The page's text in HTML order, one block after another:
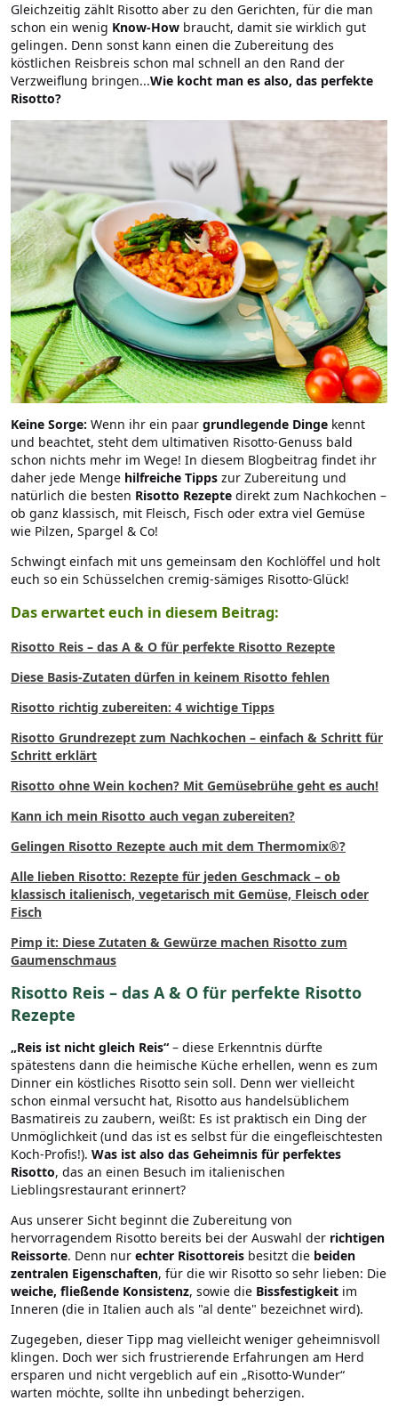
Gleichzeitig zählt Risotto aber zu den Gerichten, für die man
schon ein wenig Know-How braucht, damit sie wirklich gut
gelingen. Denn sonst kann einen die Zubereitung des
köstlichen Reisbreis schon mal schnell an den Rand der
Verzweiflung bringen...Wie kocht man es also, das perfekte
Risotto?
Keine Sorge: Wenn ihr ein paar grundlegende Dinge kennt
und beachtet, steht dem ultimativen Risotto-Genuss bald
schon nichts mehr im Wege! In diesem Blogbeitrag findet ihr
daher jede Menge hilfreiche Tipps zur Zubereitung und
natürlich die besten Risotto Rezepte direkt zum Nachkochen –
ob ganz klassisch, mit Fleisch, Fisch oder extra viel Gemüse
wie Pilzen, Spargel & Co!
Schwingt einfach mit uns gemeinsam den Kochlöffel und holt
euch so ein Schüsselchen cremig-sämiges Risotto-Glück!
Das erwartet euch in diesem Beitrag:
Risotto Reis – das A & O für perfekte Risotto Rezepte
Diese Basis-Zutaten dürfen in keinem Risotto fehlen
Risotto richtig zubereiten: 4 wichtige Tipps
Risotto Grundrezept zum Nachkochen – einfach & Schritt für
Schritt erklärt
Risotto ohne Wein kochen? Mit Gemüsebrühe geht es auch!
Kann ich mein Risotto auch vegan zubereiten?
Gelingen Risotto Rezepte auch mit dem Thermomix®?
Alle lieben Risotto: Rezepte für jeden Geschmack – ob
klassisch italienisch, vegetarisch mit Gemüse, Fleisch oder
Fisch
Pimp it: Diese Zutaten & Gewürze machen Risotto zum
Gaumenschmaus
Risotto Reis – das A & O für perfekte Risotto
Rezepte
„Reis ist nicht gleich Reis“ – diese Erkenntnis dürfte
spätestens dann die heimische Küche erhellen, wenn es zum
Dinner ein köstliches Risotto sein soll. Denn wer vielleicht
schon einmal versucht hat, Risotto aus handelsüblichem
Basmatireis zu zaubern, weißt: Es ist praktisch ein Ding der
Unmöglichkeit (und das ist es selbst für die eingefleischtesten
Koch-Profis!). Was ist also das Geheimnis für perfektes
Risotto, das an einen Besuch im italienischen
Lieblingsrestaurant erinnert?
Aus unserer Sicht beginnt die Zubereitung von
hervorragendem Risotto bereits bei der Auswahl der richtigen
Reissorte. Denn nur echter Risottoreis besitzt die beiden
zentralen Eigenschaften, für die wir Risotto so sehr lieben: Die
weiche, fließende Konsistenz, sowie die Bissfestigkeit im
Inneren (die in Italien auch als "al dente" bezeichnet wird).
Zugegeben, dieser Tipp mag vielleicht weniger geheimnisvoll
klingen. Doch wer sich frustrierende Erfahrungen am Herd
ersparen und nicht vergeblich auf ein „Risotto-Wunder“
warten möchte, sollte ihn unbedingt beherzigen.